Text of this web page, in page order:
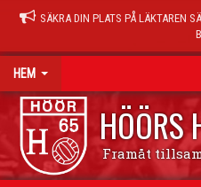
SÄKRA DIN PLATS PÅ LÄKTAREN
HEM
HÖÖRS
Framåt